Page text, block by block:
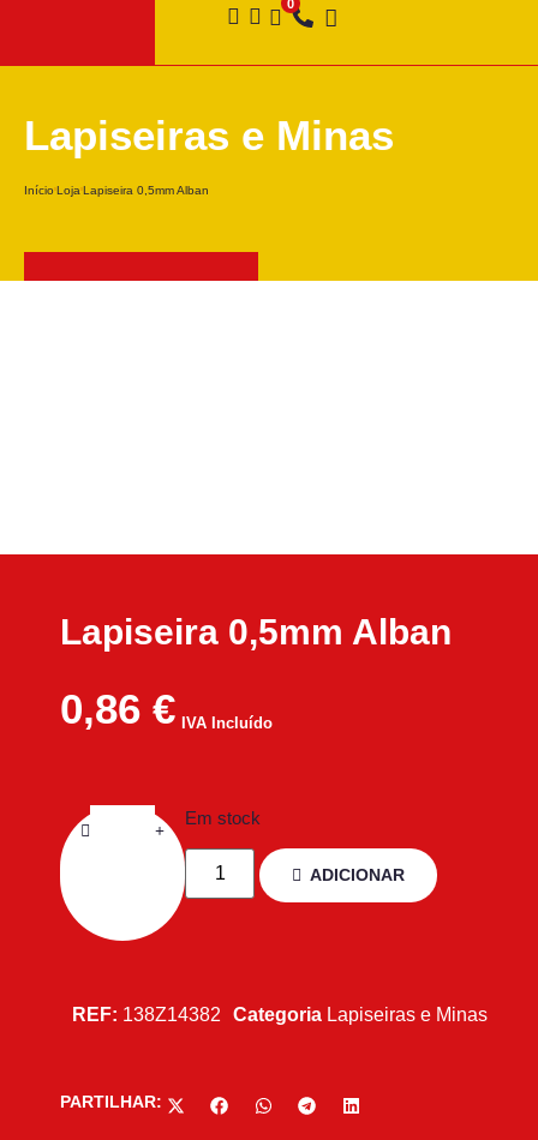
Lapiseiras e Minas
Início Loja Lapiseira 0,5mm Alban
Lapiseira 0,5mm Alban
0,86 € IVA Incluído
Em stock
ADICIONAR
REF: 138Z14382 Categoria Lapiseiras e Minas
PARTILHAR: